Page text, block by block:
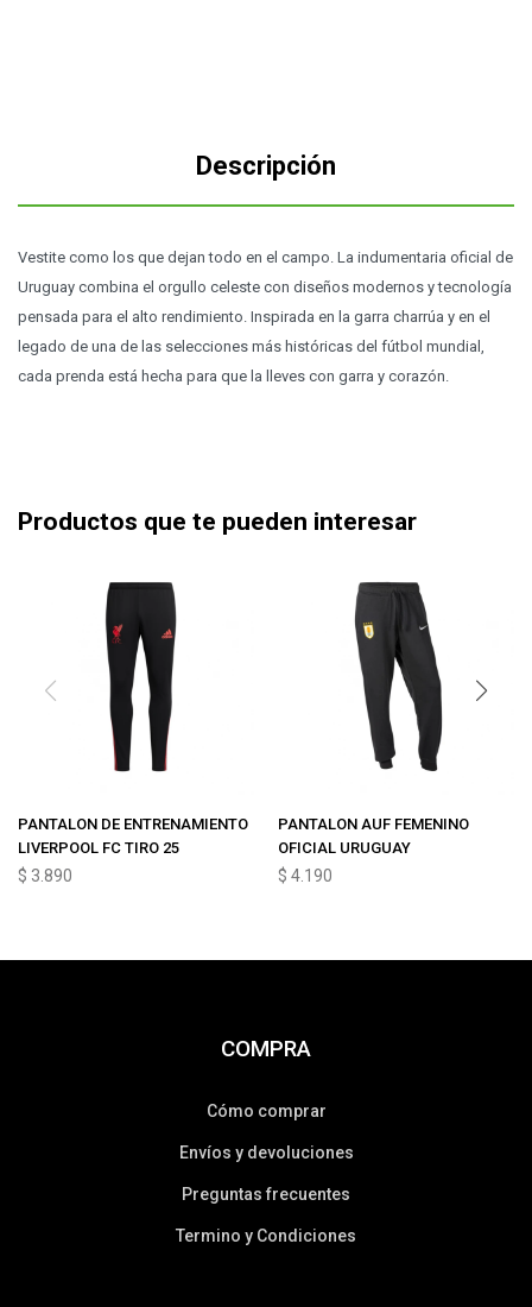
Descripción
Vestite como los que dejan todo en el campo. La indumentaria oficial de
Uruguay combina el orgullo celeste con diseños modernos y tecnología
pensada para el alto rendimiento. Inspirada en la garra charrúa y en el
legado de una de las selecciones más históricas del fútbol mundial,
cada prenda está hecha para que la lleves con garra y corazón.
Productos que te pueden interesar
PANTALON DE ENTRENAMIENTO
LIVERPOOL FC TIRO 25
$ 3.890
PANTALON AUF FEMENINO
OFICIAL URUGUAY
$ 4.190
COMPRA
Cómo comprar
Envíos y devoluciones
Preguntas frecuentes
Termino y Condiciones